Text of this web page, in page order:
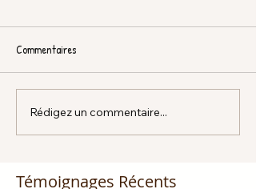
Commentaires
Rédigez un commentaire...
Témoignages Récents